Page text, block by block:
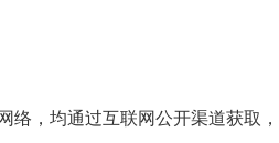
络，均通过互联网公开渠道获取